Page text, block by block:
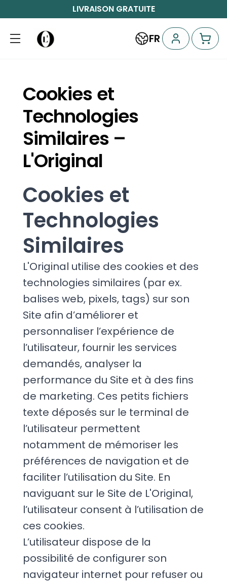
LIVRAISON GRATUITE
FR
Cookies et
Technologies
Similaires –
L'Original
Cookies et
Technologies
Similaires
L'Original utilise des cookies et des
technologies similaires (par ex.
balises web, pixels, tags) sur son
Site afin d’améliorer et
personnaliser l’expérience de
l’utilisateur, fournir les services
demandés, analyser la
performance du Site et à des fins
de marketing. Ces petits fichiers
texte déposés sur le terminal de
l’utilisateur permettent
notamment de mémoriser les
préférences de navigation et de
faciliter l’utilisation du Site. En
naviguant sur le Site de L'Original,
l’utilisateur consent à l’utilisation de
ces cookies.
L’utilisateur dispose de la
possibilité de configurer son
navigateur internet pour refuser ou